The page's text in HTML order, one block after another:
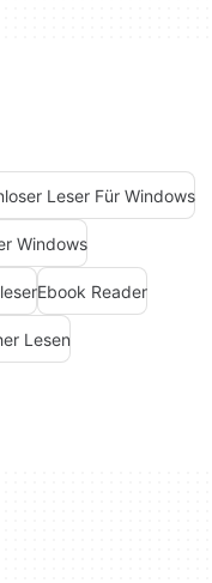
Leser Für Windows
Windows
Ebook Reader
Lesen